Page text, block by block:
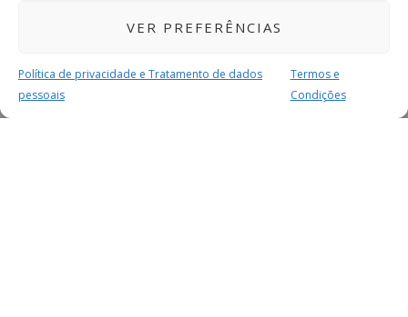
VER PREFERÊNCIAS
Política de privacidade e Tratamento de dados
pessoais
Termos e
Condições